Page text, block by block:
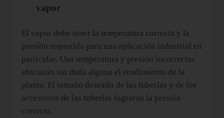
vapor
El vapor debe tener la temperatura correcta y la
presión requerida para una aplicación industrial en
particular. Una temperatura y presión incorrectas
afectarán sin duda alguna el rendimiento de la
planta. El tamaño deseado de las tuberías y de los
accesorios de las tuberías lograran la presión
correcta.